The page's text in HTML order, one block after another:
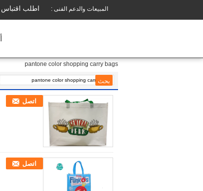
المبيعات والدعم الفنى : اطلب اقتباس
pantone color shopping carry bags
اتصل
اتصل